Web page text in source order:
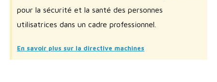
pour la sécurité et la santé des personnes
utilisatrices dans un cadre professionnel.
En savoir plus sur la directive machines